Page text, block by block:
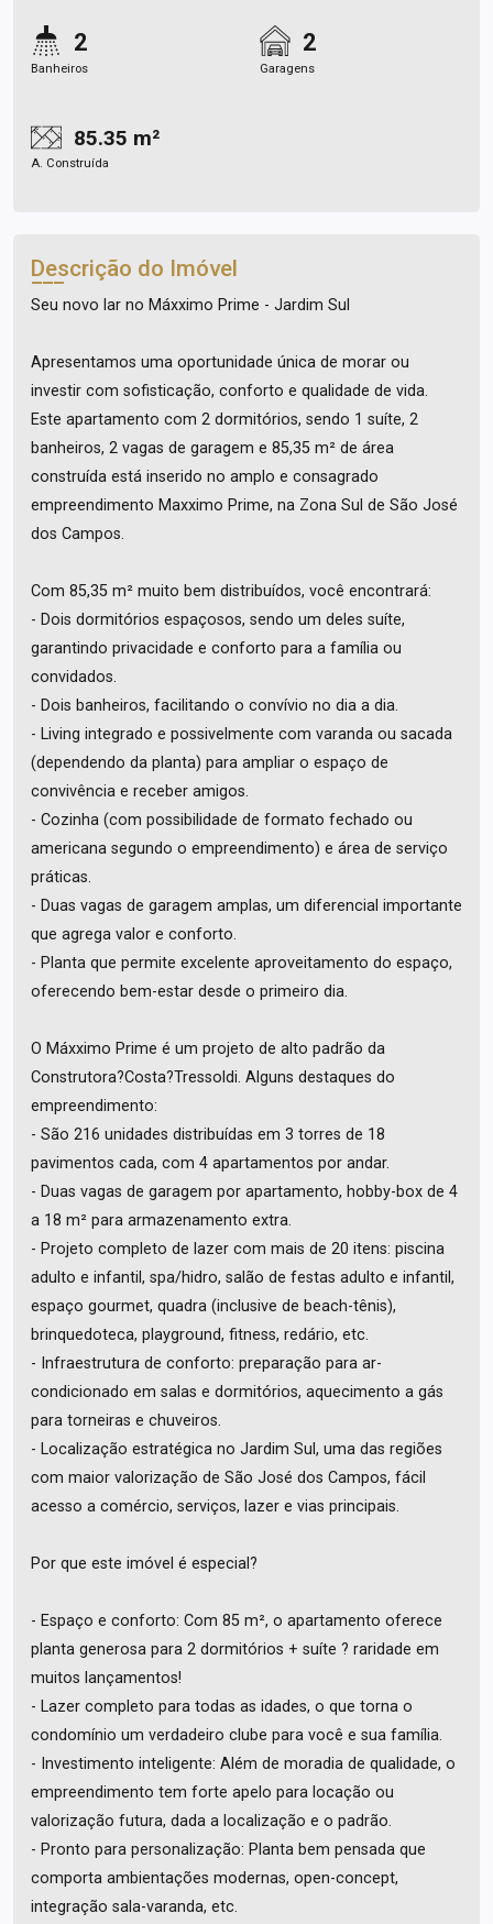
2
Banheiros
2
Garagens
85.35 m²
A. Construída
Descrição do Imóvel
Seu novo lar no Máxximo Prime - Jardim Sul
Apresentamos uma oportunidade única de morar ou
investir com sofisticação, conforto e qualidade de vida.
Este apartamento com 2 dormitórios, sendo 1 suíte, 2
banheiros, 2 vagas de garagem e 85,35 m² de área
construída está inserido no amplo e consagrado
empreendimento Maxximo Prime, na Zona Sul de São José
dos Campos.
Com 85,35 m² muito bem distribuídos, você encontrará:
- Dois dormitórios espaçosos, sendo um deles suíte,
garantindo privacidade e conforto para a família ou
convidados.
- Dois banheiros, facilitando o convívio no dia a dia.
- Living integrado e possivelmente com varanda ou sacada
(dependendo da planta) para ampliar o espaço de
convivência e receber amigos.
- Cozinha (com possibilidade de formato fechado ou
americana segundo o empreendimento) e área de serviço
práticas.
- Duas vagas de garagem amplas, um diferencial importante
que agrega valor e conforto.
- Planta que permite excelente aproveitamento do espaço,
oferecendo bem-estar desde o primeiro dia.
O Máxximo Prime é um projeto de alto padrão da
Construtora?Costa?Tressoldi. Alguns destaques do
empreendimento:
- São 216 unidades distribuídas em 3 torres de 18
pavimentos cada, com 4 apartamentos por andar.
- Duas vagas de garagem por apartamento, hobby-box de 4
a 18 m² para armazenamento extra.
- Projeto completo de lazer com mais de 20 itens: piscina
adulto e infantil, spa/hidro, salão de festas adulto e infantil,
espaço gourmet, quadra (inclusive de beach-tênis),
brinquedoteca, playground, fitness, redário, etc.
- Infraestrutura de conforto: preparação para ar-
condicionado em salas e dormitórios, aquecimento a gás
para torneiras e chuveiros.
- Localização estratégica no Jardim Sul, uma das regiões
com maior valorização de São José dos Campos, fácil
acesso a comércio, serviços, lazer e vias principais.
Por que este imóvel é especial?
- Espaço e conforto: Com 85 m², o apartamento oferece
planta generosa para 2 dormitórios + suíte ? raridade em
muitos lançamentos!
- Lazer completo para todas as idades, o que torna o
condomínio um verdadeiro clube para você e sua família.
- Investimento inteligente: Além de moradia de qualidade, o
empreendimento tem forte apelo para locação ou
valorização futura, dada a localização e o padrão.
- Pronto para personalização: Planta bem pensada que
comporta ambientações modernas, open-concept,
integração sala-varanda, etc.